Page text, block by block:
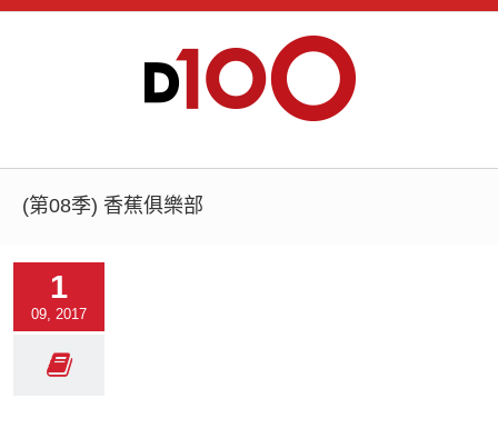
(第08季) 香蕉俱樂部
1
09, 2017